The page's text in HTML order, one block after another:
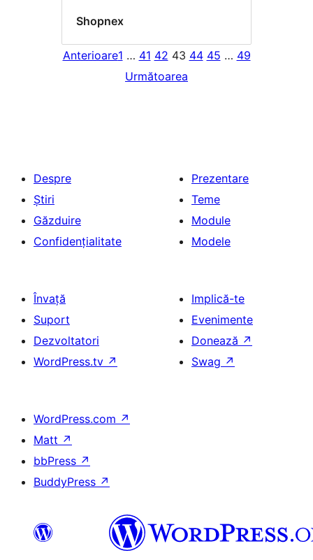
Shopnex
Anterioare1 … 41 42 43 44 45 … 49
Următoarea
Despre
Știri
Găzduire
Confidențialitate
Prezentare
Teme
Module
Modele
Învață
Suport
Dezvoltatori
WordPress.tv ↗
Implică-te
Evenimente
Donează ↗
Swag ↗
WordPress.com ↗
Matt ↗
bbPress ↗
BuddyPress ↗